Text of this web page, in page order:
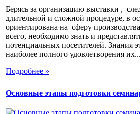
Берясь за организацию выставки ,
длительной и сложной процедуре, в
ориентирована на сферу
всего, необходимо знать и
потенциальных посетителей. Знания
наиболее полного удовлетворения их...
Подробнее »
Основные этапы подготовки